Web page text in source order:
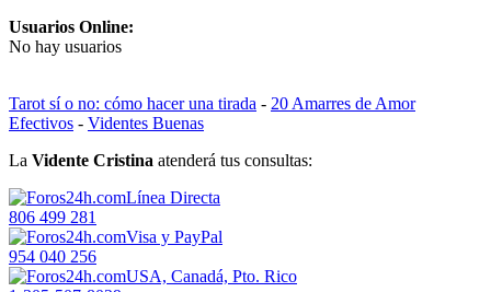
Usuarios Online:
No hay usuarios
Tarot sí o no: cómo hacer una tirada - 20 Amarres de Amor
Efectivos - Videntes Buenas
La Vidente Cristina atenderá tus consultas:
Línea Directa
806 499 281
Visa y PayPal
954 040 256
USA, Canadá, Pto. Rico